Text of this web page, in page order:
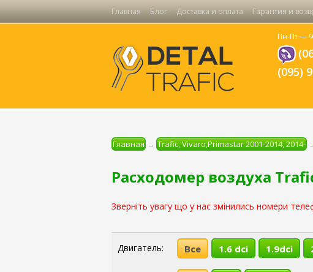
Главная Блог Доставка и оплата Гарантия и
Пн-Пт —
(095)
Главная → Trafic, Vivaro,Primastar 2001-2014, 2014-
Расходомер воздуха
Зверніть увагу що у нас змінились номери
Двигатель: Все 1.6 dci 1.9dci